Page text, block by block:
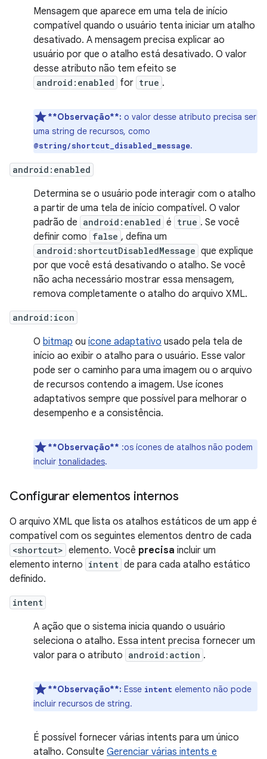
Mensagem que aparece em uma tela de início
compatível quando o usuário tenta iniciar um atalho
desativado. A mensagem precisa explicar ao
usuário por que o atalho está desativado. O valor
desse atributo não tem efeito se
android:enabled for true .
**Observação**: o valor desse atributo precisa ser
uma string de recursos, como
@string/shortcut_disabled_message.
android:enabled
Determina se o usuário pode interagir com o atalho
a partir de uma tela de início compatível. O valor
padrão de android:enabled é true . Se você
definir como false , defina um
android:shortcutDisabledMessage que explique
por que você está desativando o atalho. Se você
não acha necessário mostrar essa mensagem,
remova completamente o atalho do arquivo XML.
android:icon
O bitmap ou ícone adaptativo usado pela tela de
início ao exibir o atalho para o usuário. Esse valor
pode ser o caminho para uma imagem ou o arquivo
de recursos contendo a imagem. Use ícones
adaptativos sempre que possível para melhorar o
desempenho e a consistência.
**Observação** :os ícones de atalhos não podem
incluir tonalidades.
Configurar elementos internos
O arquivo XML que lista os atalhos estáticos de um app é
compatível com os seguintes elementos dentro de cada
<shortcut> elemento. Você precisa incluir um
elemento interno intent de para cada atalho estático
definido.
intent
A ação que o sistema inicia quando o usuário
seleciona o atalho. Essa intent precisa fornecer um
valor para o atributo android:action .
**Observação**: Esse intent elemento não pode
incluir recursos de string.
É possível fornecer várias intents para um único
atalho. Consulte Gerenciar várias intents e